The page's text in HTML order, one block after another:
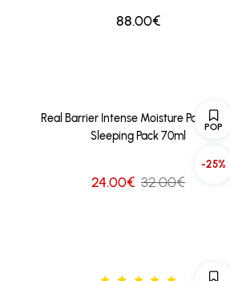
88.00€
POP
-25%
Real Barrier Intense Moisture Panthenol
Sleeping Pack 70ml
24.00€ 32.00€